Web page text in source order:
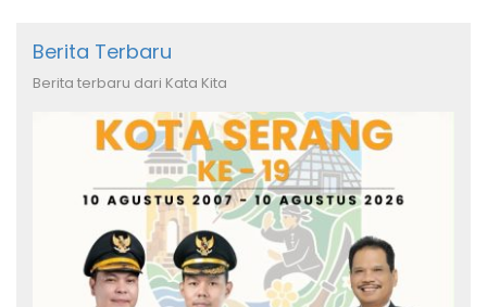
Berita Terbaru
Berita terbaru dari Kata Kita